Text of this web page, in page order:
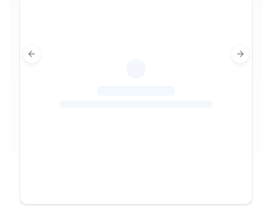
Previous slide Next